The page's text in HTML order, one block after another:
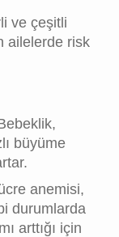
ve çeşitli
ailelerde risk
büyüme
anemisi,
durumlarda
arttığı için